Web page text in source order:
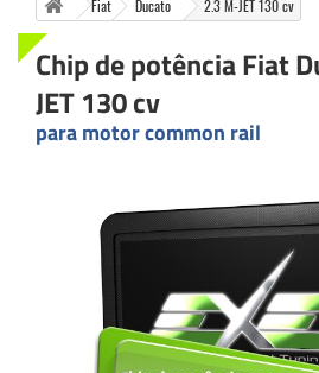
Fiat Ducato 2.3 M-JET 130 cv
Chip de potência Fiat
JET 130 cv
para motor common rail